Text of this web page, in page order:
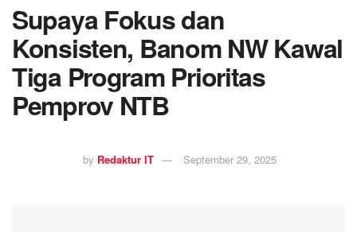
Supaya Fokus dan
Konsisten, Banom NW Kawal
Tiga Program Prioritas
Pemprov NTB
by Redaktur IT September 29, 2025